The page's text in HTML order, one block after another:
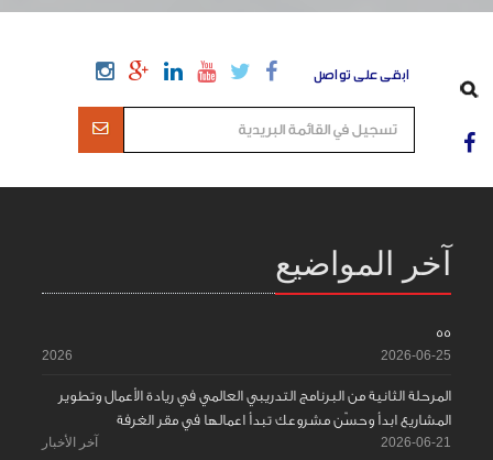
ابقى على تواصل
آخر المواضيع
55
2026-06-25
2026
المرحلة الثانية من البرنامج التدريبي العالمي في ريادة الأعمال وتطوير
المشاريع ابدأ وحسّن مشروعك تبدأ اعمالها في مقر الغرفة
2026-06-21 آخر الأخبار